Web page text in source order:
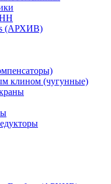
НН
(АРХИВ)
клином (чугунные)